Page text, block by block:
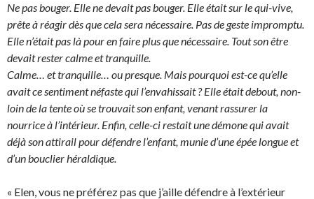
Ne pas bouger. Elle ne devait pas bouger. Elle était sur le qui-vive,
prête à réagir dès que cela sera nécessaire. Pas de geste impromptu.
Elle n’était pas là pour en faire plus que nécessaire. Tout son être
devait rester calme et tranquille.
Calme… et tranquille… ou presque. Mais pourquoi est-ce qu’elle
avait ce sentiment néfaste qui l’envahissait ? Elle était debout, non-
loin de la tente où se trouvait son enfant, venant rassurer la
nourrice à l’intérieur. Enfin, celle-ci restait une démone qui avait
déjà son attirail pour défendre l’enfant, munie d’une épée longue et
d’un bouclier héraldique.
« Elen, vous ne préférez pas que j’aille défendre à l’extérieur